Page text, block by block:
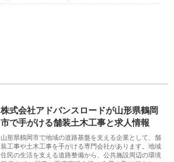
株式会社アドバンスロードが山形県鶴岡
市で手がける舗装土木工事と求人情報
山形県鶴岡市で地域の道路基盤を支える企業として、舗
装工事や土木工事を手がける専門会社があります。地域
住民の生活を支える道路整備から、公共施設周辺の環境